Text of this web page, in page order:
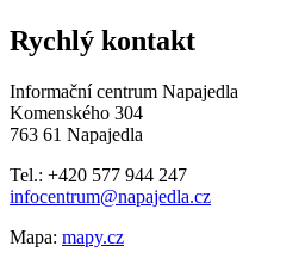
Rychlý kontakt
Informační centrum Napajedla
Komenského 304
763 61 Napajedla
Tel.: +420 577 944 247
infocentrum@napajedla.cz
Mapa: mapy.cz